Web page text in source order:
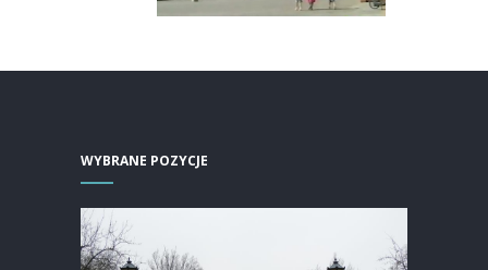
WYBRANE POZYCJE